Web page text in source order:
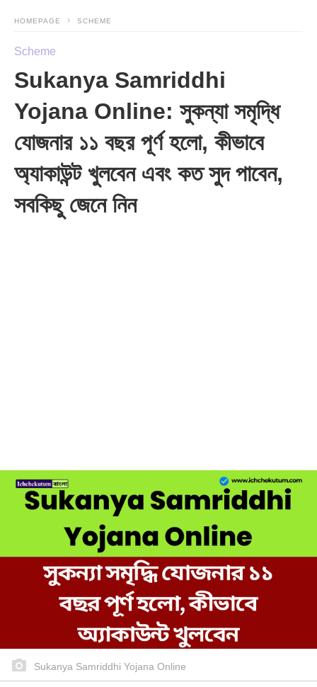
HOMEPAGE SCHEME
Scheme
Sukanya Samriddhi
Yojana Online: সুকন্যা সমৃদ্ধি
যোজনার ১১ বছর পূর্ণ হলো, কীভাবে
অ্যাকাউন্ট খুলবেন এবং কত সুদ পাবেন,
সবকিছু জেনে নিন
Sukanya Samriddhi Yojana Online